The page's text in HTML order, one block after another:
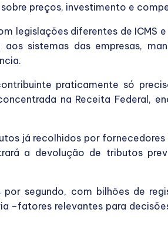
preços, investimento e
legislações diferentes de ICMS
sistemas das empresas,
praticamente só
na Receita Federal,
já recolhidos por fornecedores
a devolução de tributos
segundo, com bilhões de
–fatores relevantes para